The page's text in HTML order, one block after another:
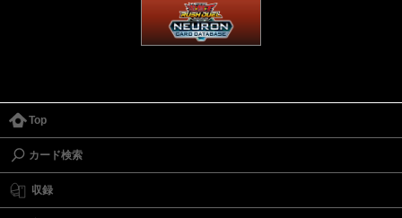
Top
カード検索
収録